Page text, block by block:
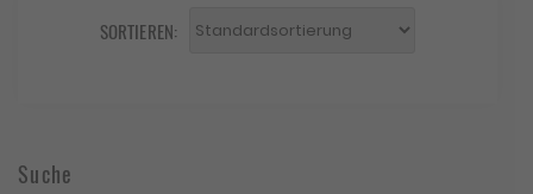
SORTIEREN:
Suche